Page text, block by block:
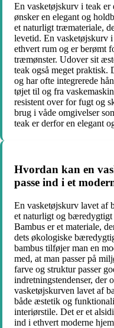
En vasketøjskurv i teak er
ønsker en elegant og
et naturligt træmateriale,
levetid. En vasketøjskurv
ethvert rum og er berømt
træmønster. Udover sit
teak også meget praktisk.
og har ofte integrerede
tøjet til og fra
resistent over for fugt og
brug i våde omgivelser
teak er derfor en elegant
Hvordan kan en
passe ind i et
En vasketøjskurv lavet af
et naturligt og bæredygtigt
Bambus er et materiale,
dets økologiske
bambus tilføjer man en
med, at man passer på
farve og struktur passer
indretningstendenser, der
vasketøjskurven lavet af
både æstetik og
interiørstile. Det er et
ind i ethvert moderne